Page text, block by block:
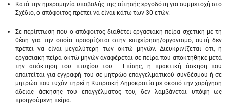
Κατά την ημερομηνία υποβολής της αίτησής εργοδότη για συμμετοχή στο
Σχέδιο, ο απόφοιτος πρέπει να είναι κάτω των 30 ετών.
Σε περίπτωση που ο απόφοιτος διαθέτει εργασιακή πείρα σχετική με τη
θέση για την οποία προορίζεται στην επιχείρηση/οργανισμό, αυτή δεν
πρέπει να είναι μεγαλύτερη των οκτώ μηνών. Διευκρινίζεται ότι, η
εργασιακή πείρα οκτώ μηνών αναφέρεται σε πείρα που αποκτήθηκε μετά
την απόκτηση του πτυχίου του. Επίσης, η πρακτική άσκηση που
απαιτείται για εγγραφή του σε μητρώο επαγγελματικού συνδέσμου ή σε
μητρώο που τυχόν τηρεί η Κυπριακή Δημοκρατία με σκοπό την χορήγηση
άδειας άσκησης του επαγγέλματος του, δεν λαμβάνεται υπόψη ως
προηγούμενη πείρα.